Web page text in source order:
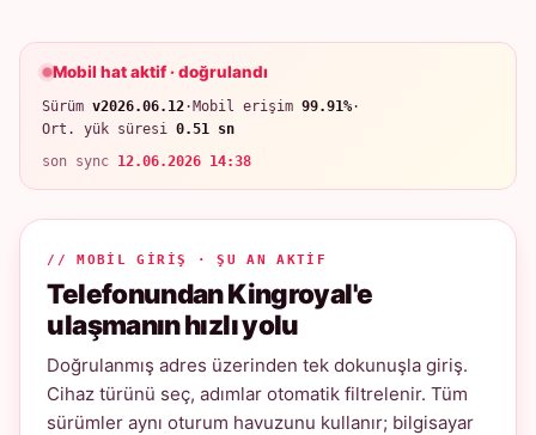
Mobil hat aktif · doğrulandı
Sürüm v2026.06.12·Mobil erişim 99.91%·
Ort. yük süresi 0.51 sn
son sync 12.06.2026 14:38
// MOBIL GIRIŞ · ŞU AN AKTIF
Telefonundan Kingroyal'e
ulaşmanın hızlı yolu
Doğrulanmış adres üzerinden tek dokunuşla giriş.
Cihaz türünü seç, adımlar otomatik filtrelenir. Tüm
sürümler aynı oturum havuzunu kullanır; bilgisayar